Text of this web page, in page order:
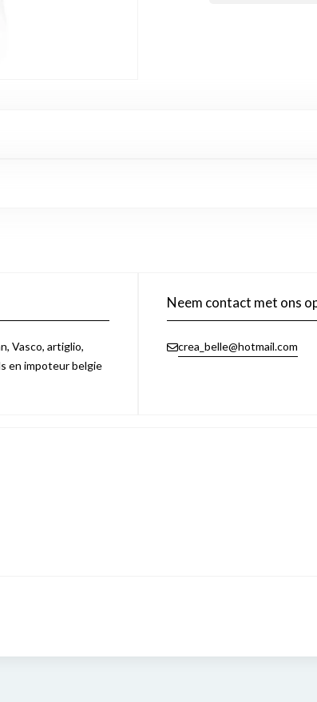
Vasco, artiglio,
en impoteur belgie
Neem contact met ons
crea_belle@hotmail.com